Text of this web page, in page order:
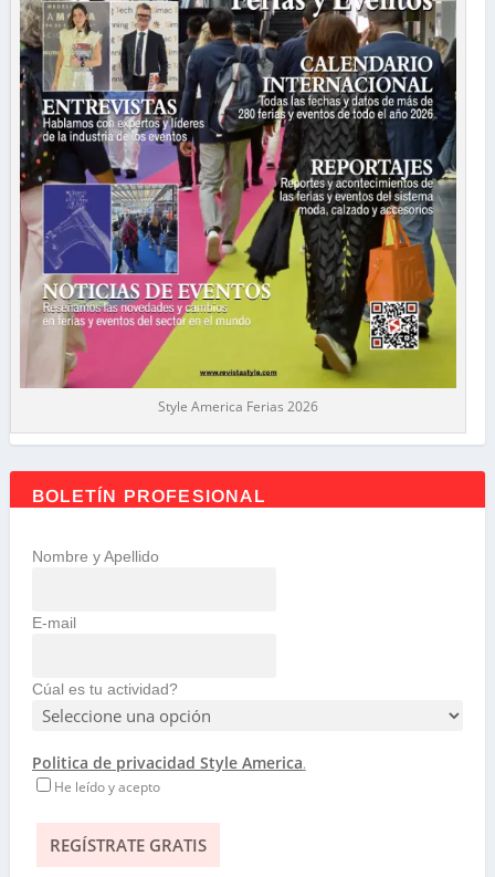
Style America Ferias 2026
BOLETÍN PROFESIONAL
Nombre y Apellido
E-mail
Cúal es tu actividad?
Politica de privacidad Style America.
He leído y acepto